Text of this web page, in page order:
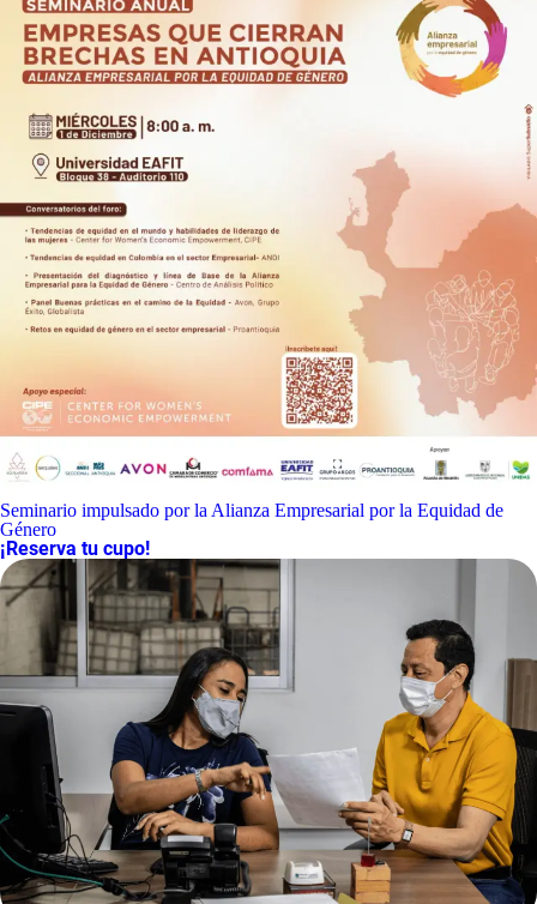
Seminario impulsado por la Alianza Empresarial por la Equidad de
Género
¡Reserva tu cupo!